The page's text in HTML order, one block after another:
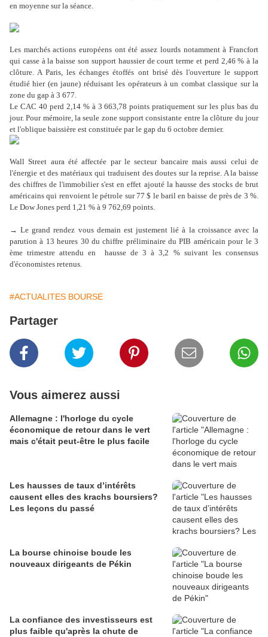
en moyenne sur la séance.
Les marchés actions européens ont été assez lourds notamment à Francfort
qui casse à la baisse son support haussier de court terme et perd 2,46 % à la
clôture. A Paris, les échanges étoffés ont brisé dès l'ouverture le support
étudié hier (en jaune) réduisant les opérateurs à un combat classique sur la
zone du gap à 3 677.
Le CAC 40 perd 2,14 % à 3 663,78 points pratiquement sur les plus bas du
jour. Pour mémoire, la seule zone support consistante entre la clôture du jour
et l'oblique baissière est constituée par le gap du 6 octobre dernier.
Wall Street aura été affectée par le secteur bancaire mais aussi celui de
l'énergie et des matériaux qui traduisent des doutes sur la reprise. A la baisse
des chiffres de l'immobilier s'est en effet ajouté la hausse des stocks de brut
américains qui renvoient le pétrole sur 77 $ le baril en baisse de près de 3 %.
Le Dow Jones perd 1,21 % à 9 762,69 points.
→ Le grand rendez vous demain est justement lié à la croissance avec la
parution à 13 heures 30 du chiffre préliminaire du PIB américain pour le 3
ème trimestre attendu en hausse de 3 à 3,2 % suivant les consensus
d'économistes retenus.
#ACTUALITES BOURSE
Partager
Vous aimerez aussi
Allemagne : l'horloge du cycle
économique de retour dans le vert
mais c'était peut-être le plus facile
Les hausses de taux d’intérêts
causent elles des krachs boursiers?
Les leçons du passé
La bourse chinoise boude les
nouveaux dirigeants de Pékin
La confiance des investisseurs est
plus faible qu'après la chute de